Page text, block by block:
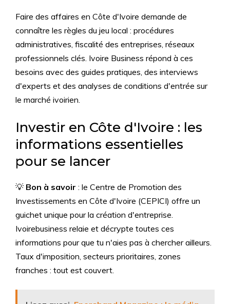
Faire des affaires en Côte d'Ivoire demande de
connaître les règles du jeu local : procédures
administratives, fiscalité des entreprises, réseaux
professionnels clés. Ivoire Business répond à ces
besoins avec des guides pratiques, des interviews
d'experts et des analyses de conditions d'entrée sur
le marché ivoirien.
Investir en Côte d'Ivoire : les
informations essentielles
pour se lancer
💡 Bon à savoir : le Centre de Promotion des
Investissements en Côte d'Ivoire (CEPICI) offre un
guichet unique pour la création d'entreprise.
Ivoirebusiness relaie et décrypte toutes ces
informations pour que tu n'aies pas à chercher ailleurs.
Taux d'imposition, secteurs prioritaires, zones
franches : tout est couvert.